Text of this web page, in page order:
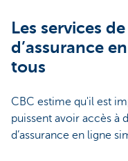
Les services
d’assurance
tous
CBC estime qu'il est
puissent avoir accès à
d’assurance en ligne